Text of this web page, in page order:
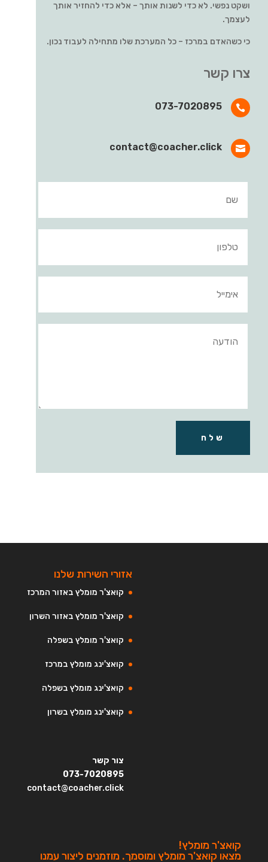
ושקט נפשי. לא כדי לשנות אותך – אלא כדי להחזיר אותך
לעצמך.
כי כשהאדם במרכז – כל המערכת שלו מתחילה לעבוד נכון.
צרו קשר

073-7020895

contact@coacher.click
שלח
אזורי השירות שלנו
קואצ'ר מומלץ באזור המרכז
קואצ'ר מומלץ באזור השרון
קואצ'ר מומלץ בשפלה
קואצ'ינג מומלץ במרכז
קואצ'ינג מומלץ בשפלה
קואצ'ינג מומלץ בשרון
צור קשר
073-7020895
contact@coacher.click
קואצ'ר מומלץ!
מצאו קואצ'ר מומלץ ומוסמך. מוזמנים ליצור עמנו